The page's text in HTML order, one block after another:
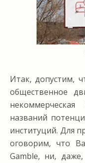
Итак, допустим,
общественное
названий
институций. Для
оговорим, что
Gamble, ни,